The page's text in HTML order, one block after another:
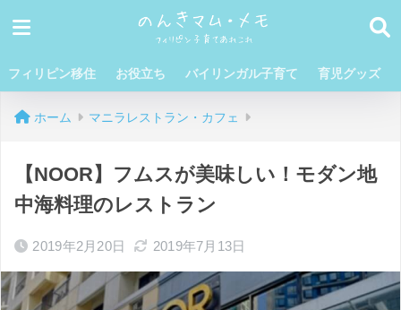
フィリピン移住 お役立ち バイリンガル子育て 育児グッズ
ホーム マニラレストラン・カフェ
【NOOR】フムスが美味しい！モダン地
中海料理のレストラン
2019年2月20日 2019年7月13日